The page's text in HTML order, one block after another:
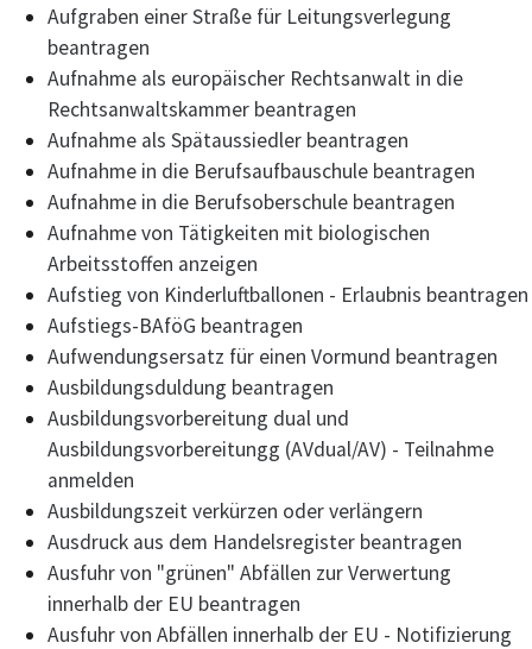
Aufgraben einer Straße für Leitungsverlegung
beantragen
Aufnahme als europäischer Rechtsanwalt in die
Rechtsanwaltskammer beantragen
Aufnahme als Spätaussiedler beantragen
Aufnahme in die Berufsaufbauschule beantragen
Aufnahme in die Berufsoberschule beantragen
Aufnahme von Tätigkeiten mit biologischen
Arbeitsstoffen anzeigen
Aufstieg von Kinderluftballonen - Erlaubnis beantragen
Aufstiegs-BAföG beantragen
Aufwendungsersatz für einen Vormund beantragen
Ausbildungsduldung beantragen
Ausbildungsvorbereitung dual und
Ausbildungsvorbereitungg (AVdual/AV) - Teilnahme
anmelden
Ausbildungszeit verkürzen oder verlängern
Ausdruck aus dem Handelsregister beantragen
Ausfuhr von "grünen" Abfällen zur Verwertung
innerhalb der EU beantragen
Ausfuhr von Abfällen innerhalb der EU - Notifizierung